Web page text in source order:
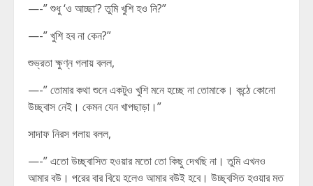
—-” শুধু ‘ও আচ্ছা’? তুমি খুশি হও নি?”
—-” খুশি হব না কেন?”
শুভ্রতা ক্ষুণ্ন গলায় বলল,
—-” তোমার কথা শুনে একটুও খুশি মনে হচ্ছে না তোমাকে। কন্ঠে কোনো
উচ্ছ্বাস নেই। কেমন যেন খাপছাড়া।”
সাদাফ নিরস গলায় বলল,
—-” এতো উচ্ছ্বাসিত হওয়ার মতো তো কিছু দেখছি না। তুমি এখনও
আমার বউ। পরের বার বিয়ে হলেও আমার বউই হবে। উচ্ছ্বসিত হওয়ার মত